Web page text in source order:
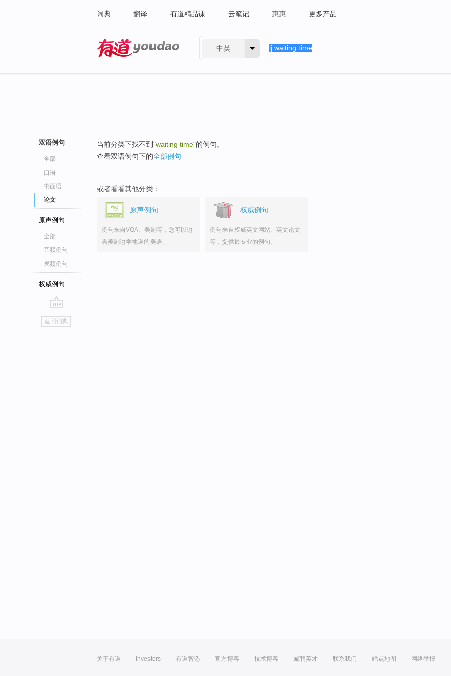
词典 翻译 有道精品课 云笔记 惠惠 更多产品
中英
双语例句
全部
口语
书面语
论文
原声例句
全部
音频例句
视频例句
权威例句
go
top
返回词典
当前分类下找不到"waiting time"的例句。
查看双语例句下的全部例句
或者看看其他分类：
原声例句
例句来自VOA、美剧等，您可以边
看美剧边学地道的美语。
权威例句
例句来自权威英文网站、英文论文
等，提供最专业的例句。
关于有道 Investors 有道智选 官方博客 技术博客 诚聘英才 联系我们 站点地图 网络举报